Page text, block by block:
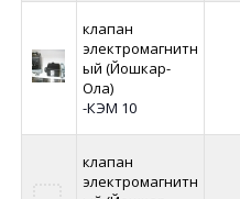
клапан
электромагнитн
ый (Йошкар-
Ола)
-КЭМ 10
клапан
электромагнитн